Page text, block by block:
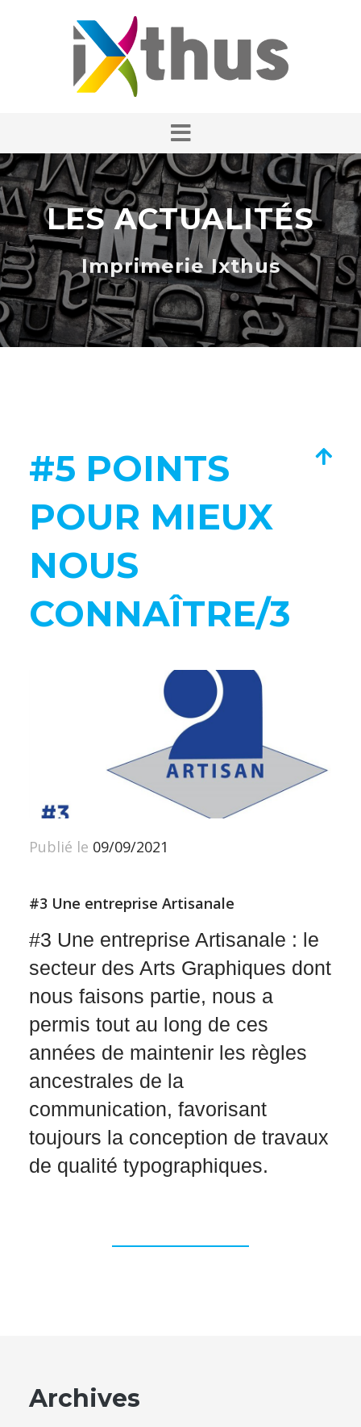
LES ACTUALITÉS
Imprimerie Ixthus
#5 POINTS
POUR MIEUX
NOUS
CONNAÎTRE/3
Publié le 09/09/2021
#3 Une entreprise Artisanale
#3 Une entreprise Artisanale : le
secteur des Arts Graphiques dont
nous faisons partie, nous a
permis tout au long de ces
années de maintenir les règles
ancestrales de la
communication, favorisant
toujours la conception de travaux
de qualité typographiques.
Archives